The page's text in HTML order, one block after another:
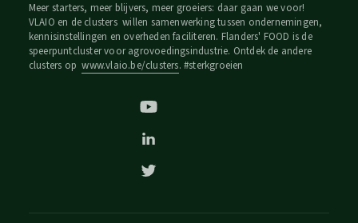
Meer starters, meer blijvers, meer groeiers: daar gaan we voor!
VLAIO en de clusters willen samenwerking tussen ondernemingen,
kennisinstellingen en overheden faciliteren. Flanders' FOOD is de
speerpuntcluster voor agrovoedingsindustrie. Ontdek de andere
clusters opwww.vlaio.be/clusters. #sterkgroeien